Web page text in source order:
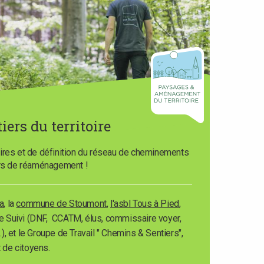
du territoire
et de définition du réseau de cheminements
de réaménagement !
, lacommune de Stoumont, l'asbl Tous à Pied,
(DNF, CCATM, élus, commissaire voyer,
et le Groupe de Travail " Chemins & Sentiers",
citoyens.